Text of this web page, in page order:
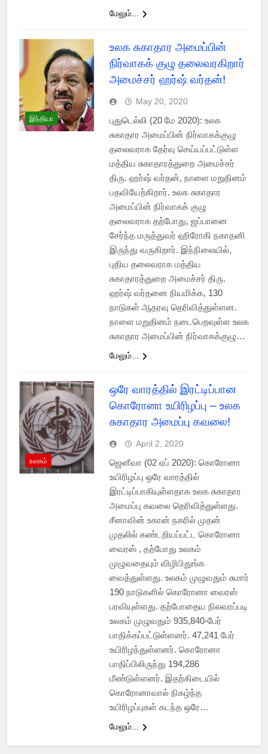
மேலும்...
இந்தியா
உலக சுகாதார அமைப்பின்
நிர்வாகக் குழு தலைவரகிறார்
அமைச்சர் ஹர்ஷ் வர்தன்!
May 20, 2020
புதுடெல்லி (20 மே 2020): உலக
சுகாதார அமைப்பின் நிர்வாகக்‍குழு
தலைவராக தேர்வு செய்யப்பட்டுள்ள
மத்திய சுகாதாரத்துறை அமைச்சர்
திரு. ஹர்ஷ் வர்தன், நாளை மறுதினம்
பதவியேற்கிறார். உலக சுகாதார
அமைப்பின் நிர்வாகக்‍ குழு
தலைவராக தற்போது, ஜப்பானை
சேர்ந்த மருத்துவர் ஹிரோகி நகாதனி
இருந்து வருகிறார். இந்நிலையில்,
புதிய தலைவராக மத்திய
சுகாதாரத்துறை அமைச்சர் திரு.
ஹர்ஷ் வர்தனை நியமிக்‍க, 130
நாடுகள் ஆதரவு தெரிவித்துள்ளன.
நாளை மறுதினம் நடைபெறவுள்ள உலக
சுகாதார அமைப்பின் நிர்வாகக்‍குழு…
மேலும்...
உலகம்
ஒரே வாரத்தில் இரட்டிப்பான
கொரோனா உயிரிழப்பு – உலக
சுகாதார அமைப்பு கவலை!
April 2, 2020
ஜெனீவா (02 ஏப் 2020): கொரோனா
உயிரிழப்பு ஒரே வாரத்தில்
இரட்டிப்பாகியுள்ளதாக உலக சுகாதார
அமைப்பு கவலை தெரிவித்துள்ளது.
சீனாவின் உகான் நகரில் முதன்
முதலில் கண்டறியப்பட்ட கொரோனா
வைரஸ் , தற்போது உலகம்
முழுவதையும் விழிபிதுங்க
வைத்துள்ளது. உலகம் முழுவதும் சுமார்
190 நாடுகளில் கொரோனா வைரஸ்
பரவியுள்ளது. தற்போதைய நிலவரப்படி
உலகம் முழுவதும் 935,840-பேர்
பாதிக்கப்பட்டுள்ளனர். 47,241 பேர்
உயிரிழந்துள்ளனர். கொரோனா
பாதிப்பிலிருந்து 194,286
மீண்டுள்ளனர். இதற்கிடையில்
கொரோனாவால் நிகழ்ந்த
உயிரிழப்புகள் கடந்த ஒரே…
மேலும்...